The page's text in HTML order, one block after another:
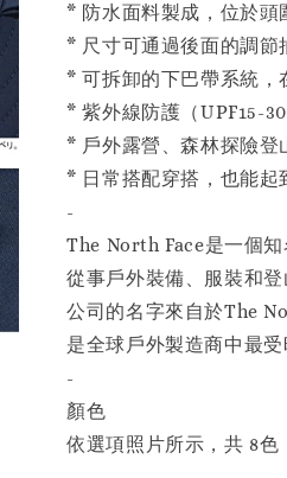
* 防水面料製成，位於頭
* 尺寸可通過後面的調節
* 可拆卸的下巴帶系統，
* 紫外線防護（UPF15-
* 戶外露營、森林探險登
* 日常搭配穿搭，也能起
-
The North Face是一個
從事戶外裝備、服裝和登
公司的名字來自於The
是全球戶外製造商中最受
-
顏色
依選項照片所示，共 8色